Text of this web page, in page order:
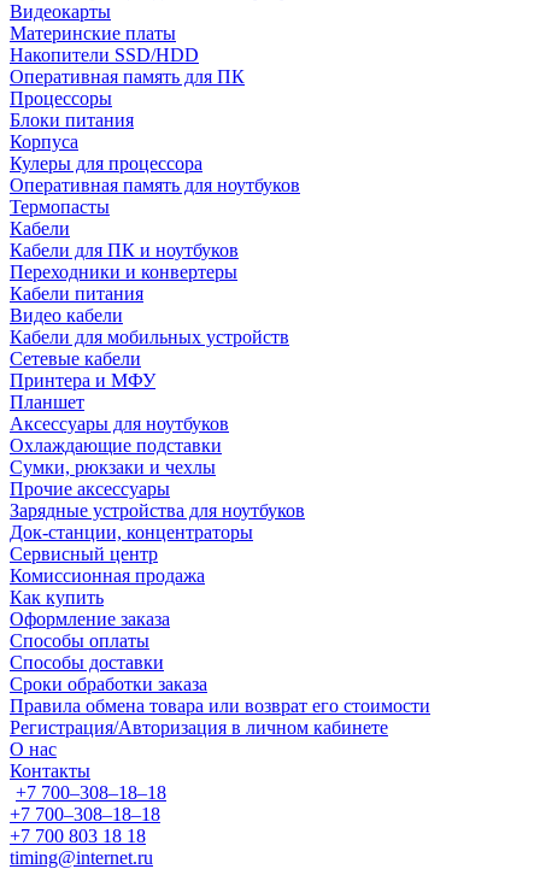
Видеокарты
Материнские платы
Накопители SSD/HDD
Оперативная память для ПК
Процессоры
Блоки питания
Корпуса
Кулеры для процессора
Оперативная память для ноутбуков
Термопасты
Кабели
Кабели для ПК и ноутбуков
Переходники и конвертеры
Кабели питания
Видео кабели
Кабели для мобильных устройств
Сетевые кабели
Принтера и МФУ
Планшет
Аксессуары для ноутбуков
Охлаждающие подставки
Сумки, рюкзаки и чехлы
Прочие аксессуары
Зарядные устройства для ноутбуков
Док-станции, концентраторы
Сервисный центр
Комиссионная продажа
Как купить
Оформление заказа
Способы оплаты
Способы доставки
Сроки обработки заказа
Правила обмена товара или возврат его стоимости
Регистрация/Авторизация в личном кабинете
О нас
Контакты
+7 700‒308‒18‒18
+7 700‒308‒18‒18
+7 700 803 18 18
timing@internet.ru